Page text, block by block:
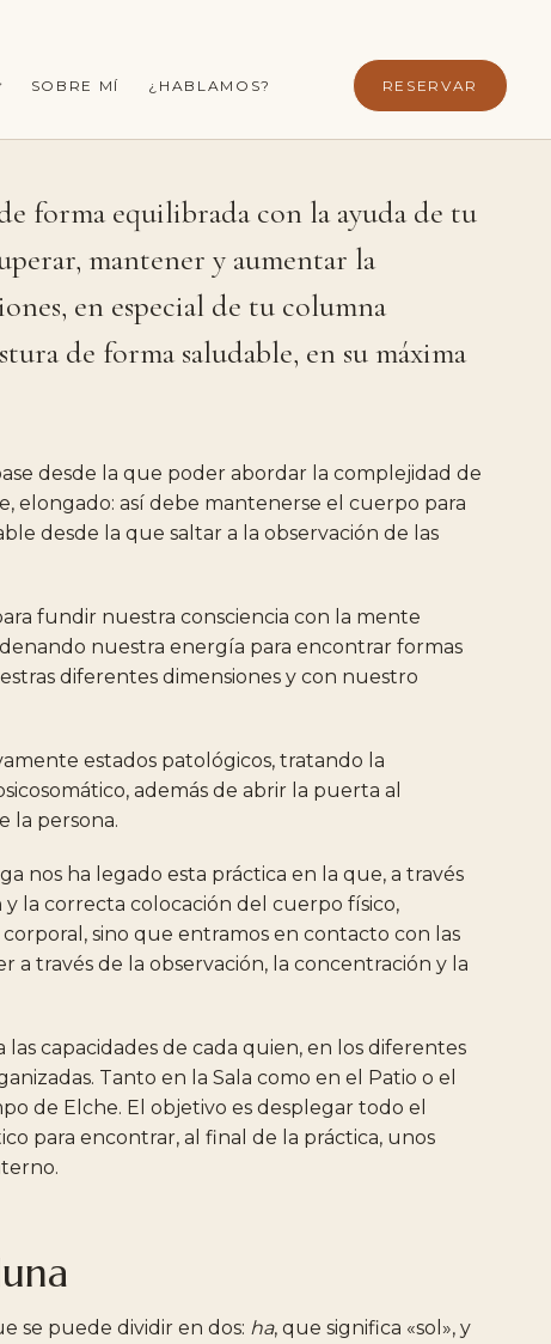
SOBRE MÍ ¿HABLAMOS? RESERVAR
forma equilibrada con la ayuda de tu
mantener y aumentar la
en especial de tu columna
de forma saludable, en su máxima
desde la que poder abordar la complejidad de
elongado: así debe mantenerse el cuerpo para
desde la que saltar a la observación de las
fundir nuestra consciencia con la mente
nuestra energía para encontrar formas
diferentes dimensiones y con nuestro
estados patológicos, tratando la
además de abrir la puerta al
la persona.
nos ha legado esta práctica en la que, a través
y la correcta colocación del cuerpo físico,
corporal, sino que entramos en contacto con las
a través de la observación, la concentración y la
las capacidades de cada quien, en los diferentes
Tanto en la Sala como en el Patio o el
de Elche. El objetivo es desplegar todo el
para encontrar, al final de la práctica, unos
se puede dividir en dos: ha, que significa «sol», y